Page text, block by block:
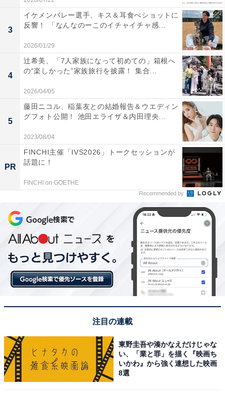
3
イケメンバレー選手、キス＆耳食べショットに
反響！ 「なんなのーこのイチャイチャ感...
2026/01/29
4
辻希美、「7人家族になって初めての」箱根へ
の“楽しかった”家族旅行を披露！ 集合...
2026/04/05
5
藤田ニコル、稲葉友との結婚報告＆ウエディン
グフォト公開！ 池田エライザ＆内田理央...
2023/08/04
PR
FINCHI主催「IVS2026」トークセッションが
話題に！
FINCHI on GOETHE
Recommended by
注目の連載
東野圭吾や湊かなえだけじゃな
い、「業と罪」を描く『映画ち
いかわ』から強く連想した映画
8選